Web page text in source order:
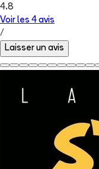
4.8
Voir les 4 avis
/
Laisser un avis